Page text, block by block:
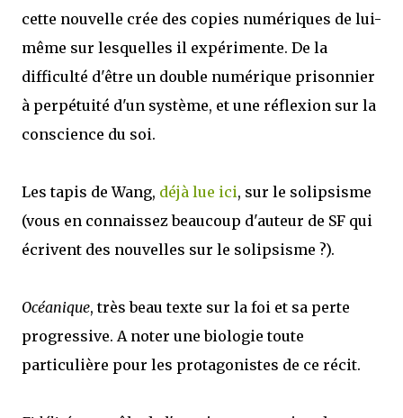
cette nouvelle crée des copies numériques de lui-
même sur lesquelles il expérimente. De la
difficulté d'être un double numérique prisonnier
à perpétuité d'un système, et une réflexion sur la
conscience du soi.
Les tapis de Wang, déjà lue ici, sur le solipsisme
(vous en connaissez beaucoup d'auteur de SF qui
écrivent des nouvelles sur le solipsisme ?).
Océanique, très beau texte sur la foi et sa perte
progressive. A noter une biologie toute
particulière pour les protagonistes de ce récit.